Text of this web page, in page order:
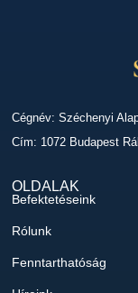
Cégnév: Széchenyi
Cím: 1072 Budapest
OLDALAK
Befektetéseink
Rólunk
Fenntarthatóság